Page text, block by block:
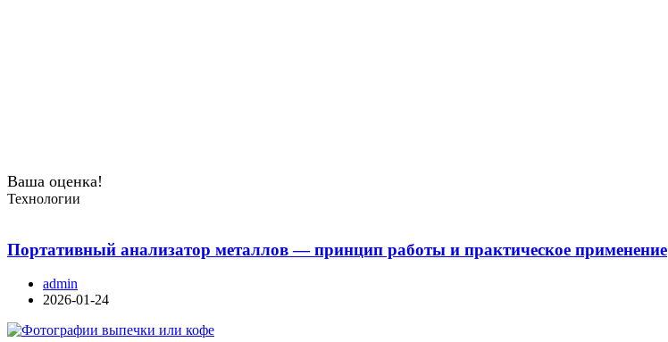
Ваша оценка!
Технологии
Портативный анализатор металлов — принцип работы и практическое применение
admin
2026-01-24